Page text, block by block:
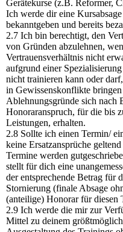
Gerätekurse (z.B. Reformer,
Ich werde dir eine
bekanntgeben und bereits
2.7 Ich bin berechtigt, den
von Gründen abzulehnen,
Vertrauensverhältnis nicht
aufgrund einer
nicht trainieren kann oder
in Gewissenskonflikte
Ablehnungsgründe sich nach
Honoraranspruch, für die bis
Leistungen, erhalten.
2.8 Sollte ich einen Termin/
keine Ersatzansprüche
Termine werden
stellt für dich eine
der entsprechende Betrag für
Stornierung (finale Absage
(anteilige) Honorar für diesen
2.9 Ich werde die mir zur
Mittel zu deinem